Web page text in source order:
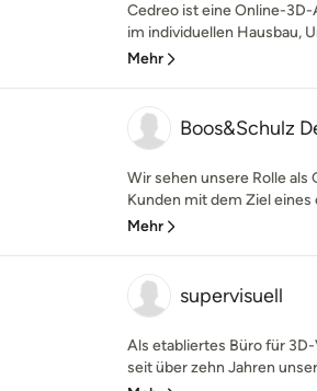
Cedreo ist eine Online-
im individuellen Hausbau,
Mehr
Boos&Schulz
Wir sehen unsere Rolle
Kunden mit dem Ziel
Mehr
supervisuell
Als etabliertes Büro für
seit über zehn Jahren